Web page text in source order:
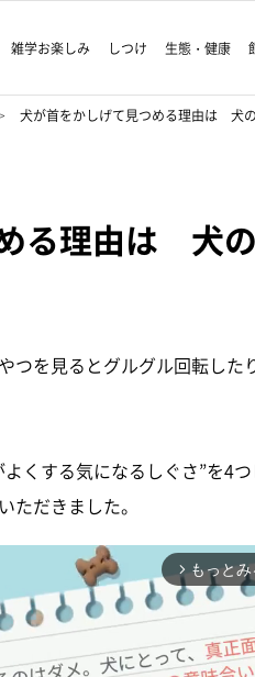
雑学お楽しみ しつけ 生態・健康
犬が首をかしげて見つめる理由は 犬
る理由は 犬
つを見るとグルグル回転し
くする気になるしぐさ”を4
ただきました。
arrow_forward_ios もっとみ